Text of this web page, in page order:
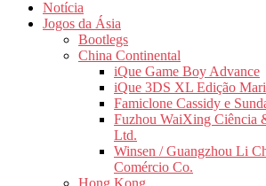
Notícia
Jogos da Ásia
Bootlegs
China Continental
iQue Game Boy Advance
iQue 3DS XL Edição
Famiclone Cassidy e
Fuzhou WaiXing Ciência
Ltd.
Winsen / Guangzhou Li
Comércio Co.